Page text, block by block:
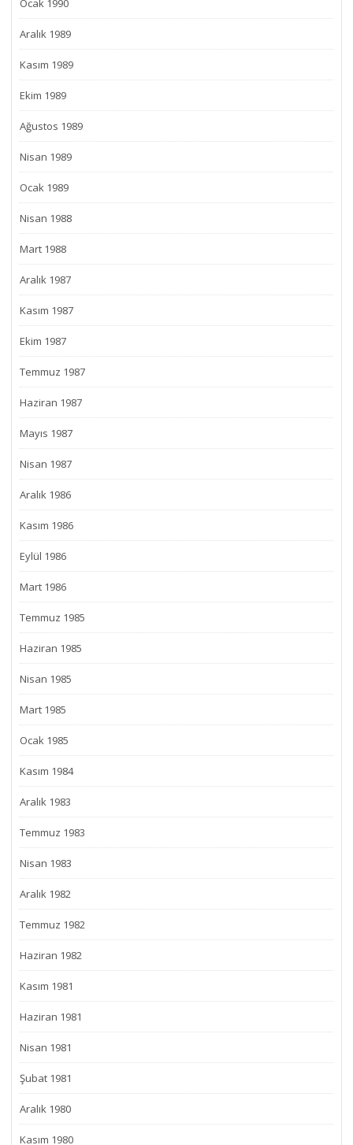
Ocak 1990
Aralık 1989
Kasım 1989
Ekim 1989
Ağustos 1989
Nisan 1989
Ocak 1989
Nisan 1988
Mart 1988
Aralık 1987
Kasım 1987
Ekim 1987
Temmuz 1987
Haziran 1987
Mayıs 1987
Nisan 1987
Aralık 1986
Kasım 1986
Eylül 1986
Mart 1986
Temmuz 1985
Haziran 1985
Nisan 1985
Mart 1985
Ocak 1985
Kasım 1984
Aralık 1983
Temmuz 1983
Nisan 1983
Aralık 1982
Temmuz 1982
Haziran 1982
Kasım 1981
Haziran 1981
Nisan 1981
Şubat 1981
Aralık 1980
Kasım 1980